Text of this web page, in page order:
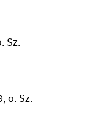
Sz.
o. Sz.